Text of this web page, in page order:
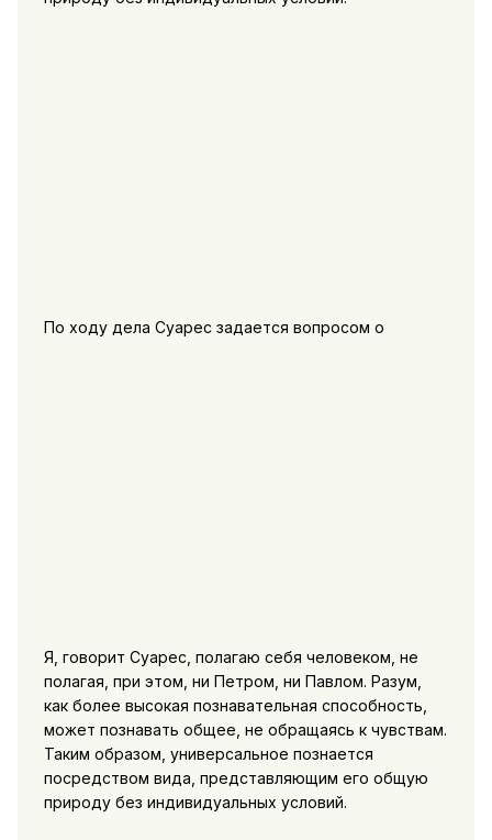
По ходу дела Суарес задается вопросом о
Я, говорит Суарес, полагаю себя человеком, не
полагая, при этом, ни Петром, ни Павлом. Разум,
как более высокая познавательная способность,
может познавать общее, не обращаясь к чувствам.
Таким образом, универсальное познается
посредством вида, представляющим его общую
природу без индивидуальных условий.